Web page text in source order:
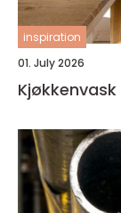
inspiration
01. July 2026